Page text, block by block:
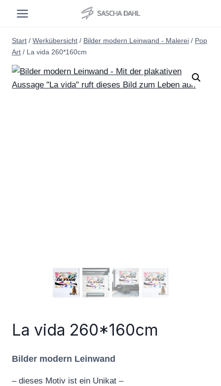
Inhalt
Start / Werkübersicht / Bilder modern Leinwand - Malerei / Pop
Art / La vida 260*160cm
La vida 260*160cm
Bilder modern Leinwand
– dieses Motiv ist ein Unikat –